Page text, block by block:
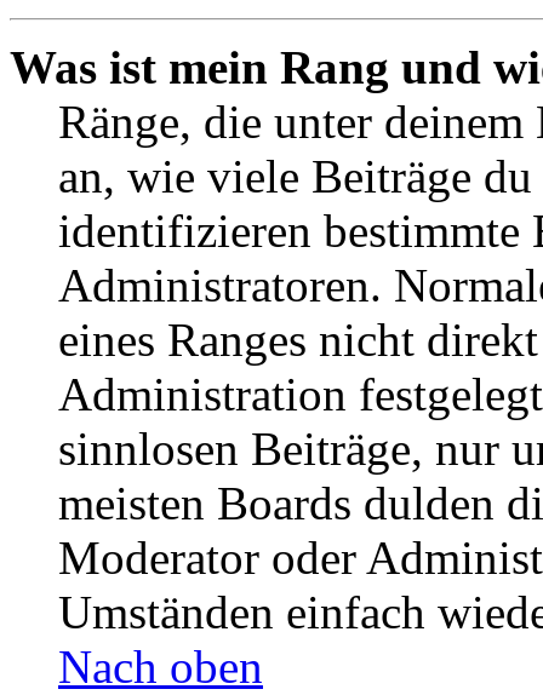
Was ist mein Rang und
Ränge, die unter deinem
an, wie viele Beiträge
identifizieren bestimmte
Administratoren.
eines Ranges nicht
Administration
sinnlosen Beiträge, nur
meisten Boards dulden
Moderator oder
Umständen einfach
Nach oben